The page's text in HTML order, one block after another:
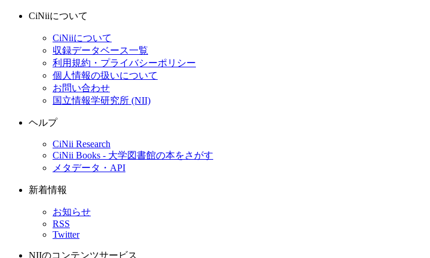
CiNiiについて
CiNiiについて
収録データベース一覧
利用規約・プライバシーポリシー
個人情報の扱いについて
お問い合わせ
国立情報学研究所 (NII)
ヘルプ
CiNii Research
CiNii Books - 大学図書館の本をさがす
メタデータ・API
新着情報
お知らせ
RSS
Twitter
NIIのコンテンツサービス